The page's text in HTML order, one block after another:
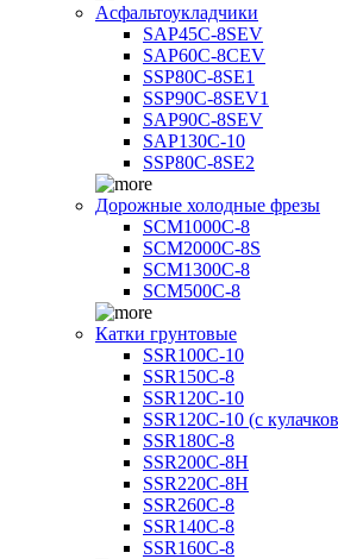
Асфальтоукладчики
SAP45С-8SEV
SAP60C-8CEV
SSP80C-8SE1
SSP90C-8SEV1
SAP90C-8SEV
SAP130C-10
SSP80C-8SE2
Дорожные холодные фрезы
SCM1000C-8
SCM2000C-8S
SCM1300C-8
SCM500C-8
Катки грунтовые
SSR100C-10
SSR150C-8
SSR120C-10
SSR120C-10 (с
SSR180C-8
SSR200C-8H
SSR220C-8H
SSR260C-8
SSR140C-8
SSR160C-8